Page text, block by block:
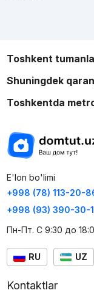
Toshkent
Shuningdek
Toshkentda
E'lon bo'limi
+998 (78) 113-20-
+998 (93) 390-30-
Пн-Пт. С 9:30 до
RU UZ
Kontaktlar